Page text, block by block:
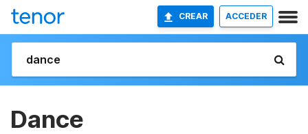
CREAR ACCEDER
Dance